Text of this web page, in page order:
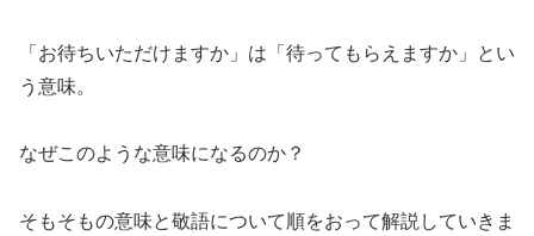
「お待ちいただけますか」は「待ってもらえますか」とい
う意味。
なぜこのような意味になるのか？
そもそもの意味と敬語について順をおって解説していきま